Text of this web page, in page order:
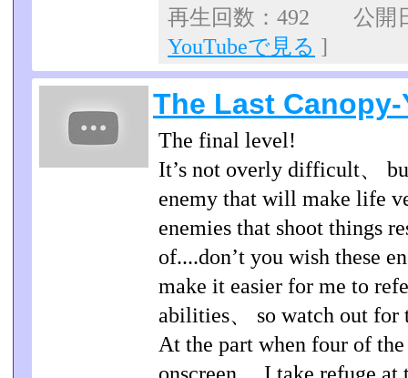
再生回数：492 公開
YouTubeで見る ]
The Last Canopy-
The final level!
It’s not overly difficult、
enemy that will make life
enemies that shoot things
of....don’t you wish these
make it easier for me to
abilities、 so watch out for
At the part when four of the